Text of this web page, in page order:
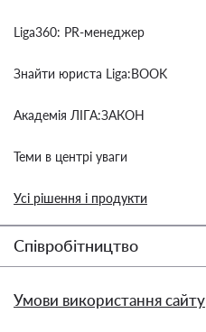
Liga360: PR-менеджер
Знайти юриста Liga:BOOK
Академія ЛІГА:ЗАКОН
Теми в центрі уваги
Усі рішення і продукти
Співробітництво
Умови використання сайту